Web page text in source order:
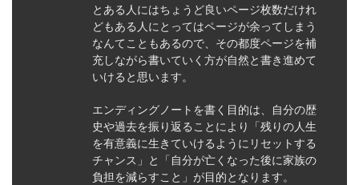
とある人にはちょうど良いページ枚数だけれ
どもある人にとってはページが余ってしまう
なんてこともあるので、その都度ページを補
充しながら書いていく方が自然と書き進めて
いけると思います。
エンディングノートを書く目的は、自分の歴
史や過去を振り返ることにより「残りの人生
を有意義に生きていけるようにリセットする
チャンス」と「自分が亡くなった後に家族の
負担を減らすこと」が目的となります。